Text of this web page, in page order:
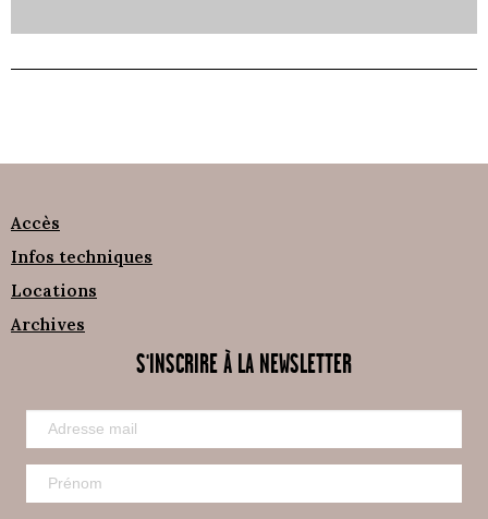
Accès
Infos techniques
Locations
Archives
S'INSCRIRE À LA NEWSLETTER